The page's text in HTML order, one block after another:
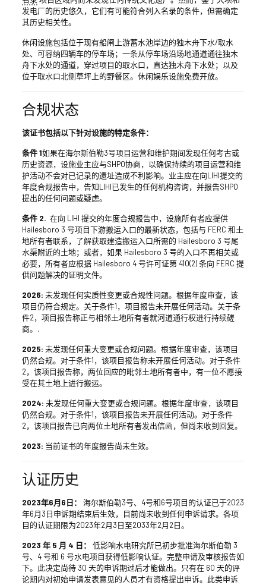
发电厂的历史悠久，它们有可能符合列入名录的条件，但需确定
其历史相关性。
休闲设施包括位于现有船闸上游蓄水池岸边的独木舟下水/取水
处、可容纳四辆车的停车场；一条从停车场沿场地通道通往独木
舟下水处的通道，穿过项目的取水口，直达独木舟下水处；以及
位于取水口北侧草坪上的野餐区。休闲娱乐设施免费开放。
合规状态
该证书包括以下针对设施的特定条件：
条件 1如果在海尔斯伯勒3号项目运营和维护期间发现任何考古或
历史资源，设施业主应与SHPO协商，以确保持续的项目运营和维
护活动不会对已记录的遗址造成不利影响。业主应在向LIHI提交的
年度合规报告中，告知LIHI已发生的任何机构咨询，并报告SHPO
提出的任何问题或疑虑。
条件 2. 在向 LIHI 提交的年度合规报告中，设施所有者应提供
Hailesboro 3 号项目下游搬运入口的最新状态，包括与 FERC 和土
地所有者联系，了解获取建造搬运入口所需的 Hailesboro 3 号尾
水渠附近的土地；或者，如果 Hailesboro 3 号的入口不再相关或
必要，所有者应根据 Hailesboro 4 号许可证第 410(2) 条向 FERC 提
供问题解决的证明文件。
2026: 未发现任何实质性变更或合规性问题。根据年度审查，该
项目仍符合规定。关于条件1，项目报告未开展任何活动。关于条
件2，项目报告称正与相邻土地所有者就河道通行权进行持续磋
商。.
2025: 未发现任何重大变更或合规问题。根据年度审查，该项目
仍然合规。对于条件1，该项目报告称未开展任何活动。对于条件
2，该项目报告称，两位回应的毗邻土地所有者中，有一位不愿接
受在其土地上进行搬运。
2024: 未发现任何重大变更或合规问题。根据年度审查，该项目
仍然合规。对于条件1，该项目报告未开展任何活动。对于条件
2，该项目报告已向两位土地所有者发出信函，但尚未收到回复。
2023: 当前证书的年度报告尚未生效。
认证历史
2023年6月6日：
海尔斯伯勒3号、4号和6号项目的认证已于2023
年6月3日申诉期结束后生效，目前尚未收到任何申诉请求。各项
目的认证期限为2023年2月3日至2033年2月2日。
2023 年 5 月 4 日：
低影响水电研究所已初步批准海尔斯伯勒 3
号、4 号和 6 号水电项目获得低影响认证。完整申请及审核报告如
下。此决定尚待 30 天的申诉期过后才能做出。只有在 60 天的评
论期内对初始申请发表意见的人员才有资格提出申诉。此类申诉